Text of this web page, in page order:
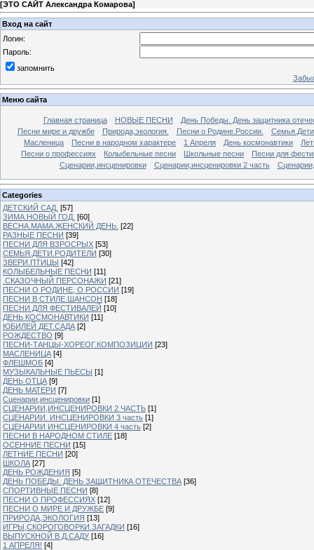
[ЭТО САЙТ Александра Комарова]
Вход на сайт
Логин:
Пароль:
запомнить
Меню сайта
Главная страница НОВЫЕ ПЕСНИ
День Победы. День защитника
Песни мире и дружбе
Природа,экология. Песни о Родине.России.
Масленица
Песни в народном характере 1 Апреля День космонавтики
Песни о профессиях
Колыбельные песни Школьные песни
Песни для
Сценарии,инсценировки
Сценарии,инсценировки 2 часть
Categories
ДЕТСКИЙ САД. [57]
ЗИМА.НОВЫЙ ГОД. [60]
ВЕСНА.МАМА.ЖЕНСКИЙ ДЕНЬ. [22]
РАЗНЫЕ ПЕСНИ [39]
ПЕСНИ ДЛЯ ВЗРОСРЫХ [53]
СЕМЬЯ.ДЕТИ.РОДИТЕЛИ [30]
ЗВЕРИ.ПТИЦЫ [42]
КОЛЫБЕЛЬНЫЕ ПЕСНИ [11]
.СКАЗОЧНЫЙ ПЕРСОНАЖИ [21]
ПЕСНИ О РОДИНЕ, О РОССИИ [19]
ПЕСНИ В СТИЛЕ ШАНСОН [18]
ПЕСНИ ДЛЯ ФЕСТИВАЛЕЙ [10]
ДЕНЬ КОСМОНАВТИКИ [11]
ЮБИЛЕЙ ДЕТ.САДА [2]
РОЖДЕСТВО [9]
ПЕСНИ-ТАНЦЫ-ХОРЕОГ.КОМПОЗИЦИИ [23]
МАСЛЕНИЦА [4]
ФЛЕШМОБ [4]
МУЗЫКАЛЬНЫЕ ПЬЕСЫ [1]
ДЕНЬ ОТЦА [9]
ДЕНЬ МАТЕРИ [7]
Сценарии,инсценировки [1]
СЦЕНАРИИ,ИНСЦЕНИРОВКИ 2 ЧАСТЬ [1]
СЦЕНАРИИ. ИНСЦЕНИРОВКИ 3 часть [1]
СЦЕНАРИИ ИНСЦЕНИРОВКИ 4 часть [2]
ПЕСНИ В НАРОДНОМ СТИЛЕ [18]
ОСЕННИЕ ПЕСНИ [15]
ЛЕТНИЕ ПЕСНИ [20]
ШКОЛА [27]
ДЕНЬ РОЖДЕНИЯ [5]
ДЕНЬ ПОБЕДЫ. ДЕНЬ ЗАЩИТНИКА ОТЕЧЕСТВА [36]
СПОРТИВНЫЕ ПЕСНИ [8]
ПЕСНИ О ПРОФЕССИЯХ [12]
ПЕСНИ О МИРЕ И ДРУЖБЕ [9]
ПРИРОДА,ЭКОЛОГИЯ [13]
ИГРЫ,СКОРОГОВОРКИ.ЗАГАДКИ [16]
ВЫПУСКНОЙ В Д.САДУ [16]
1 АПРЕЛЯ! [4]